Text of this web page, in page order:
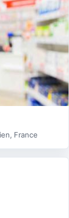
France